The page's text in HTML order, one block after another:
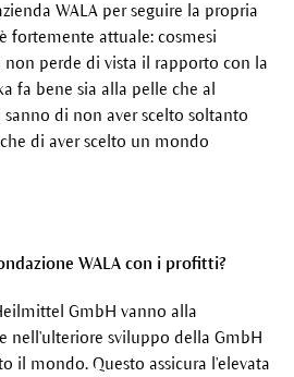
WALA per seguire la propria
fortemente attuale: cosmesi
non perde di vista il rapporto con la
fa bene sia alla pelle che al
di non aver scelto soltanto
di aver scelto un mondo
WALA con i profitti?
GmbH vanno alla
nell'ulteriore sviluppo della GmbH
il mondo. Questo assicura l'elevata